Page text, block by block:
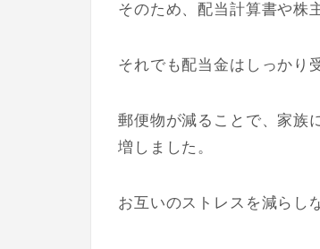
そのため、配当計算書や株
それでも配当金はしっかり
郵便物が減ることで、家族
増しました。
お互いのストレスを減らし